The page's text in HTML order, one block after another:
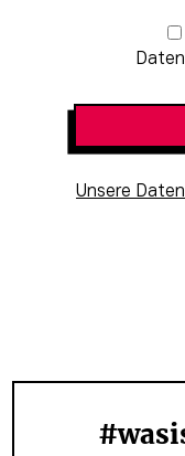
Newsletter-
Unsere